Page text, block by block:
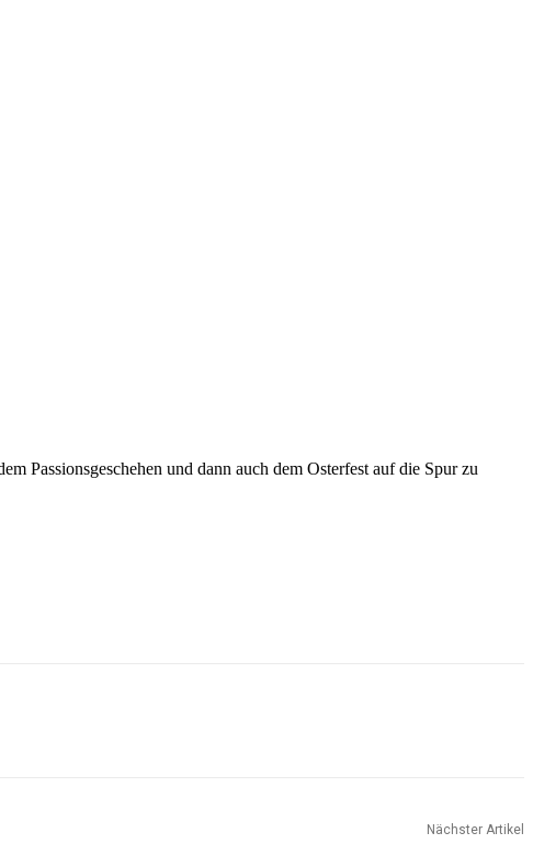
Passionsgeschehen und dann auch dem Osterfest auf die Spur zu
Nächster Artikel